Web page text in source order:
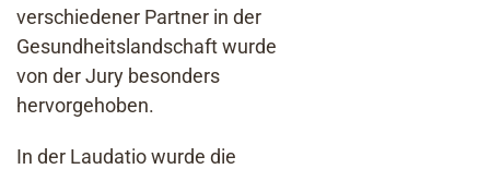
verschiedener Partner in der
Gesundheitslandschaft wurde
von der Jury besonders
hervorgehoben.
In der Laudatio wurde die